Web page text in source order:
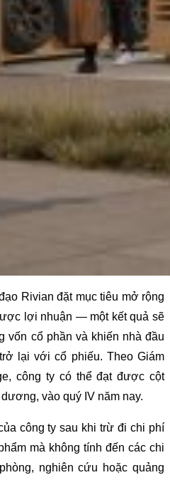
Rivian đặt mục tiêu mở rộng
lợi nhuận — một kết quả sẽ
vốn cổ phần và khiến nhà đầu
lại với cổ phiếu. Theo Giám
công ty có thể đạt được cột
vào quý IV năm nay.
công ty sau khi trừ đi chi phí
mà không tính đến các chi
nghiên cứu hoặc quảng